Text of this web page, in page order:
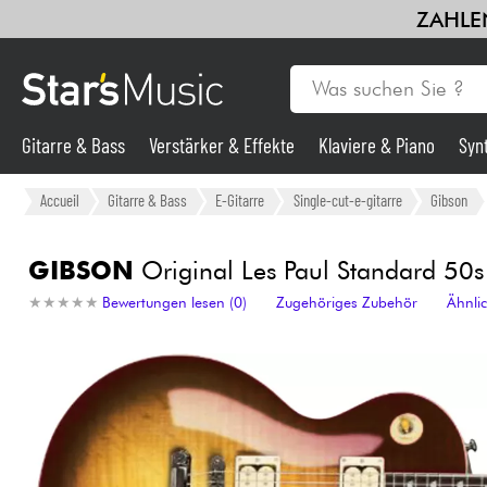
Gitarre & Bass
Synths & samplers
Licht
Violinen & Quartett
Gitarre & Bass Verstärker & Effekte Klaviere & Piano
Accueil Gitarre & Bass E-Gitarre Single-cut-e-gitarre Gibson
GIBSON Original Les Paul Standard
★ ★ ★ ★ ★
★ ★ ★ ★ ★ Bewertungen lesen (0) Zugehöriges Zubehör